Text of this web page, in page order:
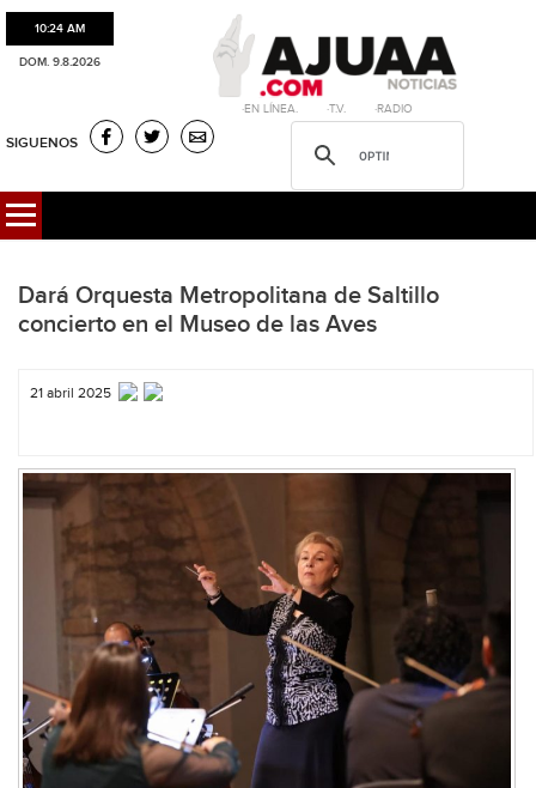
10:24 AM
DOM. 9.8.2026
·EN LÍNEA. ·T.V. ·RADIO
SIGUENOS
Dará Orquesta Metropolitana de Saltillo
concierto en el Museo de las Aves
21 abril 2025